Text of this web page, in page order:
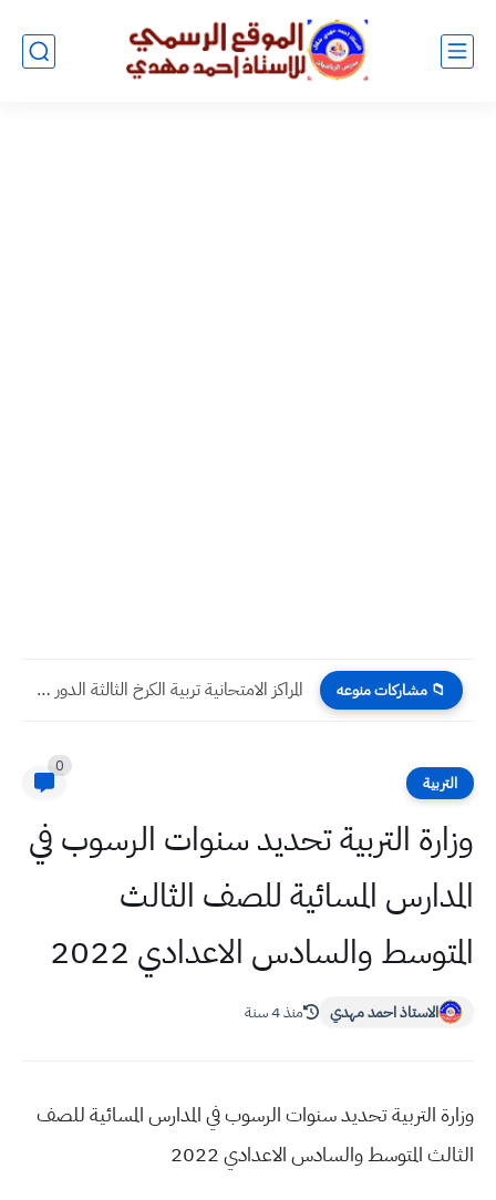
📁 مشاركات منوعه المراكز الامتحانية تربية الكرخ الثالثة الدور الاول 2022 صف ثالث...
التربية
0
وزارة التربية تحديد سنوات الرسوب في
المدارس المسائية للصف الثالث
المتوسط والسادس الاعدادي 2022
الاستاذ احمد مهدي منذ 4 سنة
وزارة التربية تحديد سنوات الرسوب في المدارس المسائية للصف
الثالث المتوسط والسادس الاعدادي 2022